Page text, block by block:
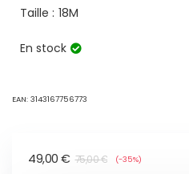
Taille : 18M
En stock
EAN: 3143167756773
75,00€
49,00 € (-35%)